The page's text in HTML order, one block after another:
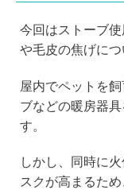
今回はストーブ
や毛皮の焦げにつ
屋内でペットを
ブなどの暖房器
す。
しかし、同時に
スクが高まるた